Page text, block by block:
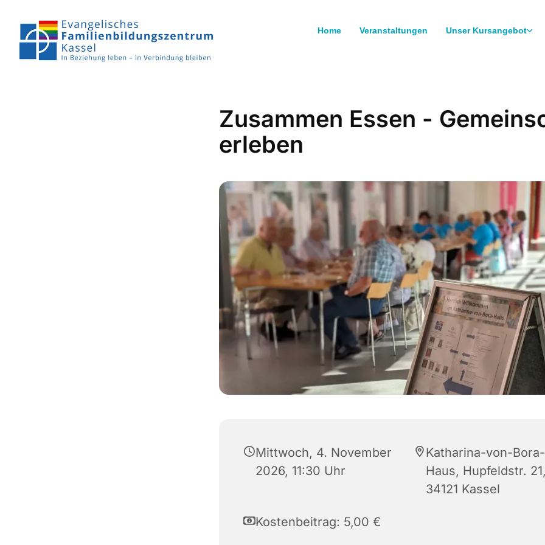
Home Veranstaltungen Unser Kursangebot
Zusammen Essen -
erleben
Mittwoch, 4. November
2026, 11:30 Uhr
Katharina-von-Bora-
Haus, Hupfeldstr.
34121 Kassel
Kostenbeitrag: 5,00 €